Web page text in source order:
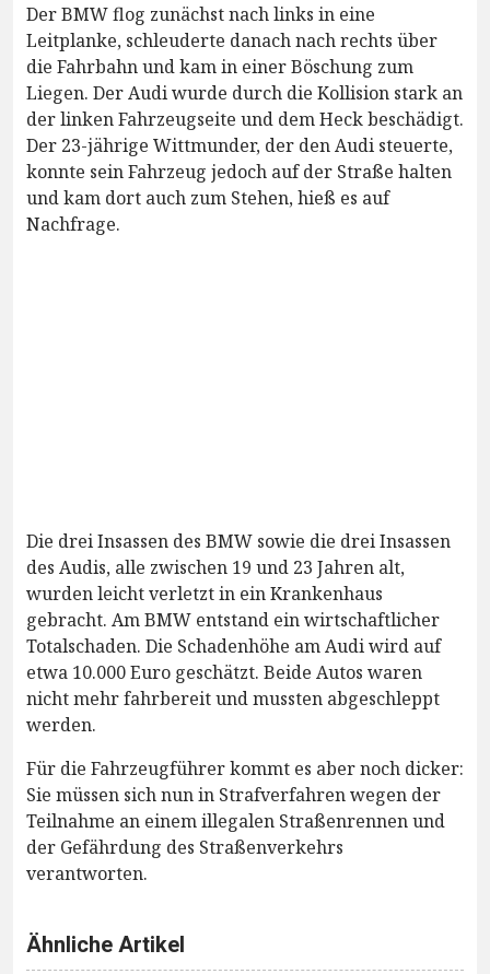
Der BMW flog zunächst nach links in eine
Leitplanke, schleuderte danach nach rechts über
die Fahrbahn und kam in einer Böschung zum
Liegen. Der Audi wurde durch die Kollision stark an
der linken Fahrzeugseite und dem Heck beschädigt.
Der 23-jährige Wittmunder, der den Audi steuerte,
konnte sein Fahrzeug jedoch auf der Straße halten
und kam dort auch zum Stehen, hieß es auf
Nachfrage.
Die drei Insassen des BMW sowie die drei Insassen
des Audis, alle zwischen 19 und 23 Jahren alt,
wurden leicht verletzt in ein Krankenhaus
gebracht. Am BMW entstand ein wirtschaftlicher
Totalschaden. Die Schadenhöhe am Audi wird auf
etwa 10.000 Euro geschätzt. Beide Autos waren
nicht mehr fahrbereit und mussten abgeschleppt
werden.
Für die Fahrzeugführer kommt es aber noch dicker:
Sie müssen sich nun in Strafverfahren wegen der
Teilnahme an einem illegalen Straßenrennen und
der Gefährdung des Straßenverkehrs
verantworten.
Ähnliche Artikel